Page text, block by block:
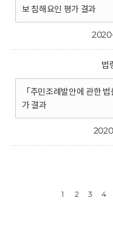
보 침해요인 평가 결과
법
「주민조례발안에 관한
가 결과
1 2 3 4